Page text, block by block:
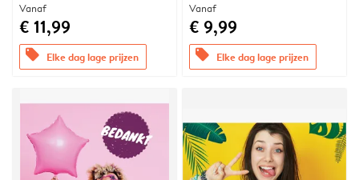
Vanaf
€ 11,99
offers Elke dag lage prijzen
Vanaf
€ 9,99
offers Elke dag lage prijzen